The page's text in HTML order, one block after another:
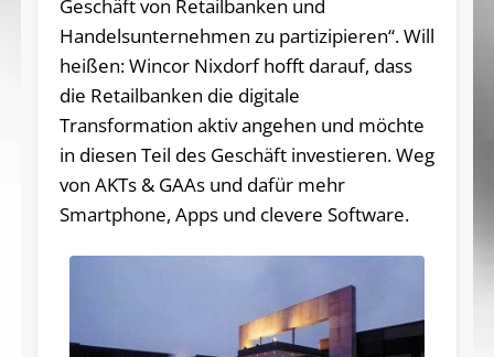
Geschäft von Retailbanken und
Handelsunternehmen zu partizipieren“. Will
heißen: Wincor Nixdorf hofft darauf, dass
die Retailbanken die digitale
Transformation aktiv angehen und möchte
in diesen Teil des Geschäft investieren. Weg
von AKTs & GAAs und dafür mehr
Smartphone, Apps und clevere Software.